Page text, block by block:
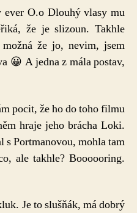
ever O.o Dlouhý vlasy mu
že je slizoun. Takhle
že jo, nevim, jsem
😀 A jedna z mála postav,
pocit, že ho do toho filmu
hraje jeho brácha Loki.
s Portmanovou, mohla tam
ale takhle? Boooooring.
Je to slušňák, má dobrý